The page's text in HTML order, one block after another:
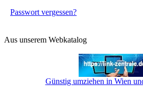
Passwort vergessen?
Aus unserem Webkatalog
Günstig umziehen in Wien